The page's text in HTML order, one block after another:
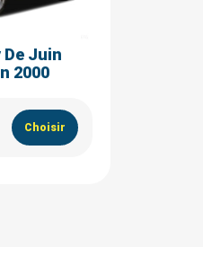
De Juin
2000
Choisir